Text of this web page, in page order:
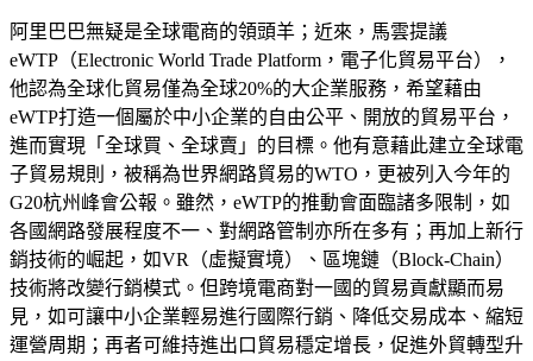
阿里巴巴無疑是全球電商的領頭羊；近來，馬雲提議
eWTP（Electronic World Trade Platform，電子化貿易平台），
他認為全球化貿易僅為全球20%的大企業服務，希望藉由
eWTP打造一個屬於中小企業的自由公平、開放的貿易平台，
進而實現「全球買、全球賣」的目標。他有意藉此建立全球電
子貿易規則，被稱為世界網路貿易的WTO，更被列入今年的
G20杭州峰會公報。雖然，eWTP的推動會面臨諸多限制，如
各國網路發展程度不一、對網路管制亦所在多有；再加上新行
銷技術的崛起，如VR（虛擬實境）、區塊鏈（Block-Chain）
技術將改變行銷模式。但跨境電商對一國的貿易貢獻顯而易
見，如可讓中小企業輕易進行國際行銷、降低交易成本、縮短
運營周期；再者可維持進出口貿易穩定增長，促進外貿轉型升